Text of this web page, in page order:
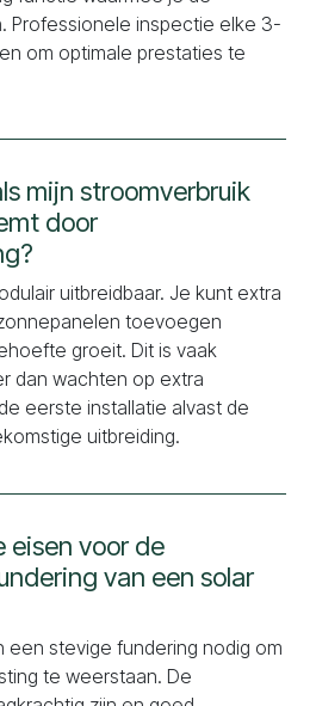
Professionele inspectie elke 3-
om optimale prestaties te
mijn stroomverbruik
door
uitbreidbaar. Je kunt extra
toevoegen
groeit. Dit is vaak
dan wachten op extra
eerste installatie alvast de
uitbreiding.
eisen voor de
van een solar
een stevige fundering nodig om
te weerstaan. De